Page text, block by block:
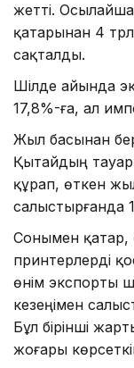
жетті. Осылайша
қатарынан 4
сақталды.
Шілде айында
17,8%-ға, ал
Жыл басынан
Қытайдың
құрап, өткен
салыстырғанда
Сонымен қатар,
принтерлерді
өнім экспорты
кезеңімен
Бұл бірінші
жоғары